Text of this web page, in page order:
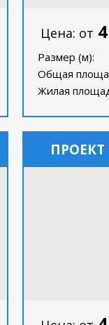
Цена: от
Размер (м):
Общая
Жилая